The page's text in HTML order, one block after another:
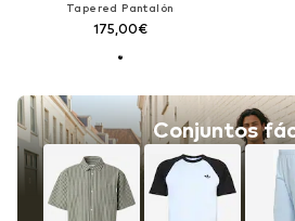
Tapered Pantalón
175,00€
Conjuntos